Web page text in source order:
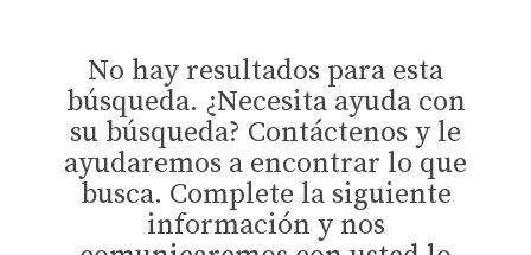
No hay resultados para esta
búsqueda. ¿Necesita ayuda con
su búsqueda? Contáctenos y le
ayudaremos a encontrar lo que
busca. Complete la siguiente
información y nos